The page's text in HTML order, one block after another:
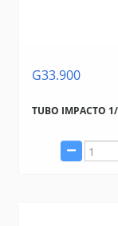
G33.900
TUBO IMPACTO